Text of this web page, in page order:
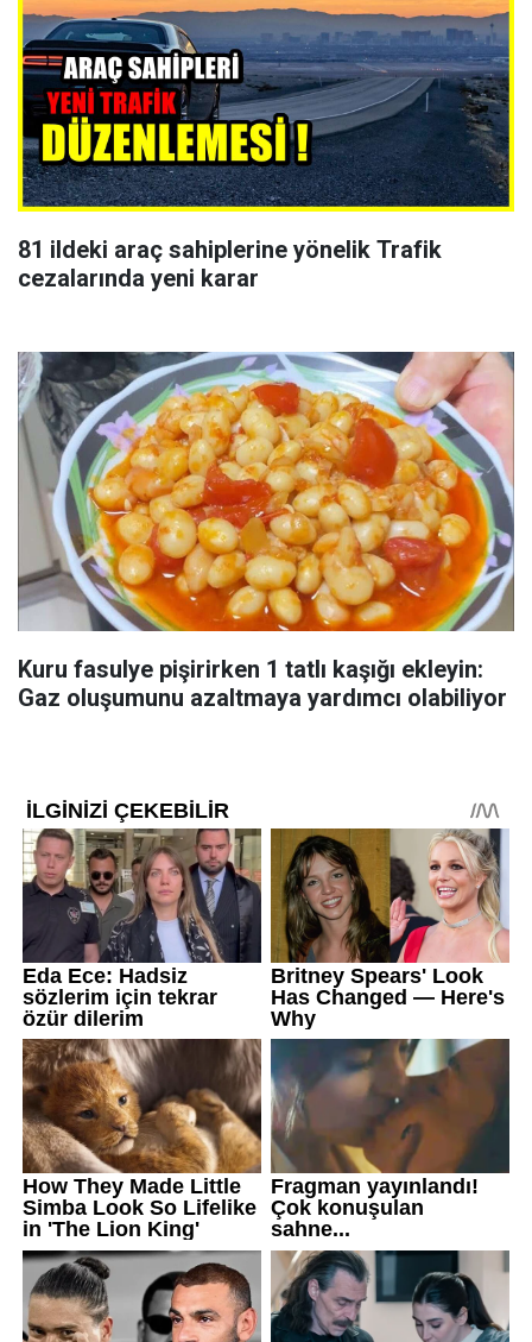
81 ildeki araç sahiplerine yönelik Trafik
cezalarında yeni karar
Kuru fasulye pişirirken 1 tatlı kaşığı ekleyin:
Gaz oluşumunu azaltmaya yardımcı olabiliyor